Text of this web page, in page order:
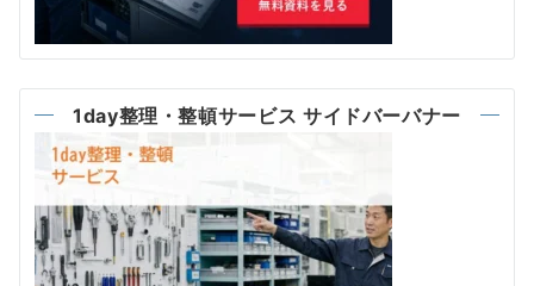
1day整理・整頓サービス サイドバーバナー